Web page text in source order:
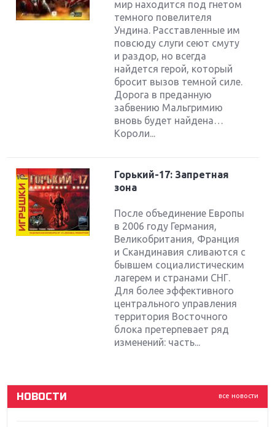
мир находится под гнетом
темного повелителя
Ундина. Расставленные им
повсюду слуги сеют смуту
и раздор, но всегда
найдется герой, который
бросит вызов темной силе.
Дорога в преданную
забвению Мальгримию
вновь будет найдена…
Короли...
Горький-17: Запретная
зона
После объединение Европы
в 2006 году Германия,
Великобритания, Франция
и Скандинавия сливаются с
бывшем социалистическим
лагерем и странами СНГ.
Для более эффективного
центрального управления
территория Восточного
блока претерпевает ряд
изменений: часть...
все новости
НОВОСТИ
Крупнейшие релизы мая: Nintendo, Microsoft и
Новинки для Nintendo Switch: Labo, South Park и
Far Cry 5: хвалить нельзя ругать